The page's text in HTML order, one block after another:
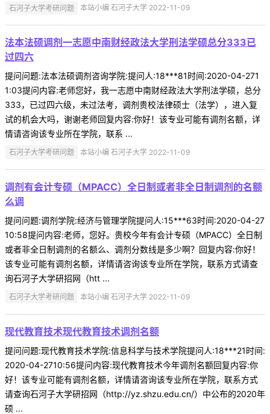
石河子大学考研问题 本站小编 石河子大学 2022-11-09
法本法硕调剂一志愿中南财经政法大学刑法学硕总分333已
过四六
提问问题:法本法硕调剂咨询学院:提问人:18***81时间:2020-04-271
1:03提问内容:老师您好，我一志愿中南财经政法大学刑法学硕，总分
333，已过四六级，未过法考，调剂贵校法律硕士（法学），进入复
试的机会大吗，谢谢老师回复内容:你好！该专业可能有调剂名额，详
情请咨询该专业所在学院，联系 ...
石河子大学考研问题 本站小编 石河子大学 2022-11-09
调剂有会计专硕（MPACC）全日制或者非全日制调剂的名额
么调
提问问题:调剂学院:经济与管理学院提问人:15***63时间:2020-04-27
10:58提问内容:老师，您好。贵校今年有会计专硕（MPACC）全日制
或者非全日制调剂的名额么、调剂分数线是多少啊？回复内容:你好！
该专业可能有调剂名额，详情请咨询该专业所在学院，联系方式请查
询石河子大学研招网（htt ...
石河子大学考研问题 本站小编 石河子大学 2022-11-09
现代教育技术现代教育技术调剂名额
提问问题:现代教育技术学院:信息科学与技术学院提问人:18***21时间:
2020-04-2710:56提问内容:现代教育技术今年调剂名额回复内容:你
好！该专业可能有调剂名额，详情请咨询该专业所在学院，联系方式
请查询石河子大学研招网（http://yz.shzu.edu.cn/）中公布的2020年
硕 ...